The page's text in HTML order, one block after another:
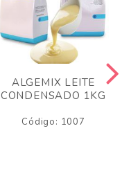
ALGEMIX LEITE
CONDENSADO 1KG
Código: 1007